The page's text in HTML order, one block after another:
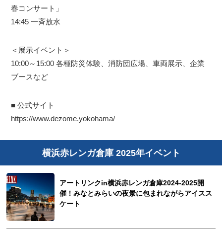
春コンサート」
14:45 一斉放水
＜展示イベント＞
10:00～15:00 各種防災体験、消防団広場、車両展示、企業
ブースなど
■ 公式サイト
https://www.dezome.yokohama/
横浜赤レンガ倉庫 2025年イベント
アートリンクin横浜赤レンガ倉庫2024-2025開
催！みなとみらいの夜景に包まれながらアイスス
ケート